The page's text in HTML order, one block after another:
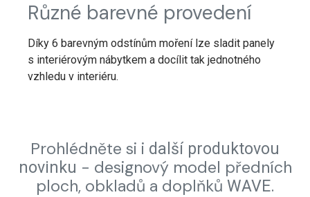
Různé barevné provedení
Díky 6 barevným odstínům moření lze sladit panely
s interiérovým nábytkem a docílit tak jednotného
vzhledu v interiéru.
Prohlédněte si i další produktovou
novinku - designový model předních
ploch, obkladů a doplňků WAVE.